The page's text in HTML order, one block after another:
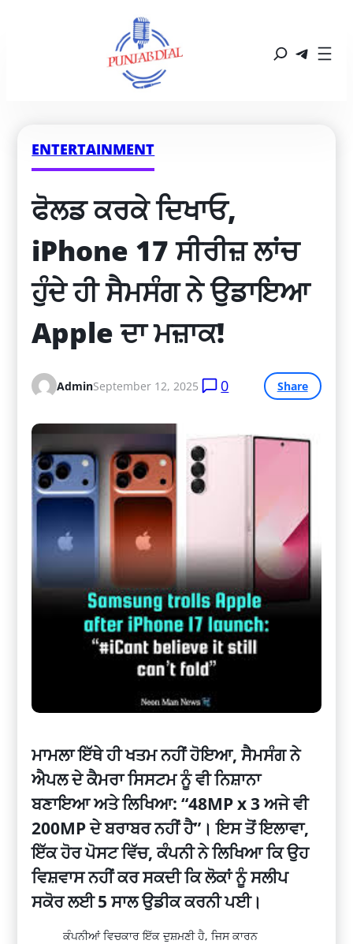
ENTERTAINMENT
ਫੋਲਡ ਕਰਕੇ ਦਿਖਾਓ,
iPhone 17 ਸੀਰੀਜ਼ ਲਾਂਚ
ਹੁੰਦੇ ਹੀ ਸੈਮਸੰਗ ਨੇ ਉਡਾਇਆ
Apple ਦਾ ਮਜ਼ਾਕ!
AdminSeptember 12, 2025 0 Share
ਮਾਮਲਾ ਇੱਥੇ ਹੀ ਖਤਮ ਨਹੀਂ ਹੋਇਆ, ਸੈਮਸੰਗ ਨੇ
ਐਪਲ ਦੇ ਕੈਮਰਾ ਸਿਸਟਮ ਨੂੰ ਵੀ ਨਿਸ਼ਾਨਾ
ਬਣਾਇਆ ਅਤੇ ਲਿਖਿਆ: “48MP x 3 ਅਜੇ ਵੀ
200MP ਦੇ ਬਰਾਬਰ ਨਹੀਂ ਹੈ”। ਇਸ ਤੋਂ ਇਲਾਵਾ,
ਇੱਕ ਹੋਰ ਪੋਸਟ ਵਿੱਚ, ਕੰਪਨੀ ਨੇ ਲਿਖਿਆ ਕਿ ਉਹ
ਵਿਸ਼ਵਾਸ ਨਹੀਂ ਕਰ ਸਕਦੀ ਕਿ ਲੋਕਾਂ ਨੂੰ ਸਲੀਪ
ਸਕੋਰ ਲਈ 5 ਸਾਲ ਉਡੀਕ ਕਰਨੀ ਪਈ।
ਕੰਪਨੀਆਂ ਵਿਚਕਾਰ ਇੱਕਦੁਸ਼ਮਣੀਹੈ, ਜਿਸ ਕਾਰਨ